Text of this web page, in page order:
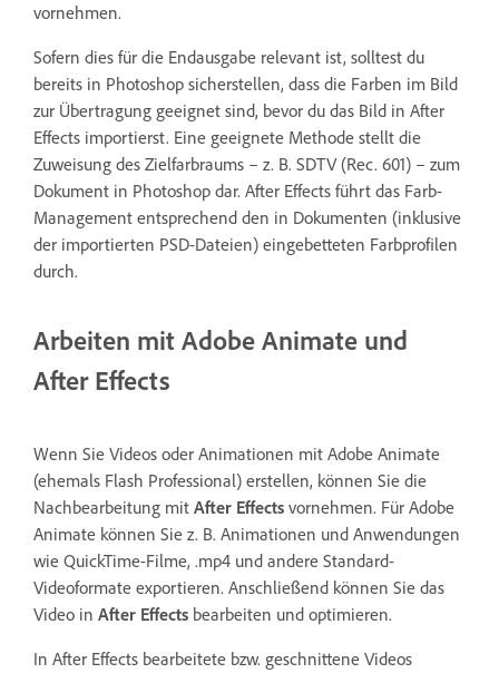
vornehmen.
Sofern dies für die Endausgabe relevant ist, solltest du
bereits in Photoshop sicherstellen, dass die Farben im Bild
zur Übertragung geeignet sind, bevor du das Bild in After
Effects importierst. Eine geeignete Methode stellt die
Zuweisung des Zielfarbraums – z. B. SDTV (Rec. 601) – zum
Dokument in Photoshop dar. After Effects führt das Farb-
Management entsprechend den in Dokumenten (inklusive
der importierten PSD-Dateien) eingebetteten Farbprofilen
durch.
Arbeiten mit Adobe Animate und
After Effects
Wenn Sie Videos oder Animationen mit Adobe Animate
(ehemals Flash Professional) erstellen, können Sie die
Nachbearbeitung mit After Effects vornehmen. Für Adobe
Animate können Sie z. B. Animationen und Anwendungen
wie QuickTime-Filme, .mp4 und andere Standard-
Videoformate exportieren. Anschließend können Sie das
Video in After Effects bearbeiten und optimieren.
In After Effects bearbeitete bzw. geschnittene Videos